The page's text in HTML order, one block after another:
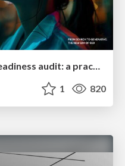
How to build an LLM SEO readiness audit: a practical framework
1 820